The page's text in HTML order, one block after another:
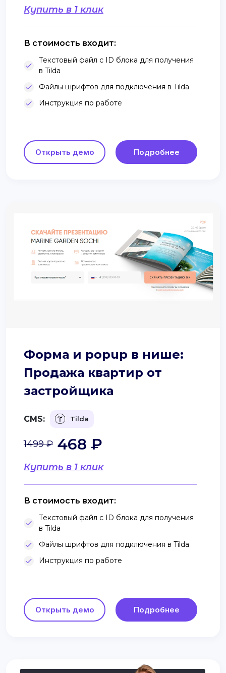
Купить в 1 клик
В стоимость входит:
Текстовый файл с ID блока для получения
в Tilda
Файлы шрифтов для подключения в Tilda
Инструкция по работе
Открыть демо Подробнее
Форма и popup в нише:
Продажа квартир от
застройщика
CMS: Tilda
Купить в 1 клик
1499 ₽ 468 ₽
В стоимость входит:
Текстовый файл с ID блока для получения
в Tilda
Файлы шрифтов для подключения в Tilda
Инструкция по работе
Открыть демо Подробнее